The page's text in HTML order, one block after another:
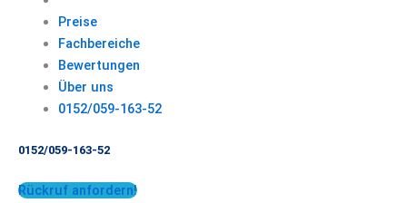
Preise
Fachbereiche
Bewertungen
Über uns
0152/059-163-52
0152/059-163-52
Rückruf anfordern!